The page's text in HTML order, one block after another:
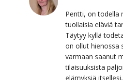
Pentti, on todella
tuollaisia eläviä
Täytyy kyllä
on ollut hienossa
varmaan saanut
tilaisuuksista
elämyksiä